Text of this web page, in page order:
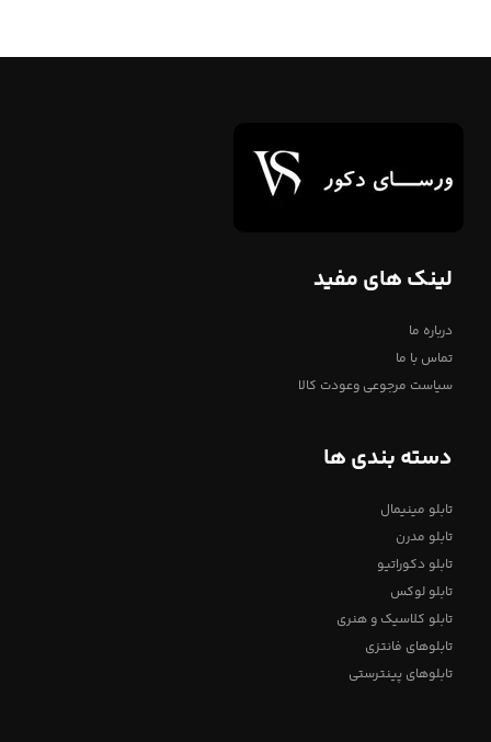
لینک های مفید
درباره ما
تماس با ما
سیاست مرجوعی وعودت کالا
دسته بندی ها
تابلو مینیمال
تابلو مدرن
تابلو دکوراتیو
تابلو لوکس
تابلو کلاسیک و هنری
تابلوهای فانتزی
تابلوهای پینترستی